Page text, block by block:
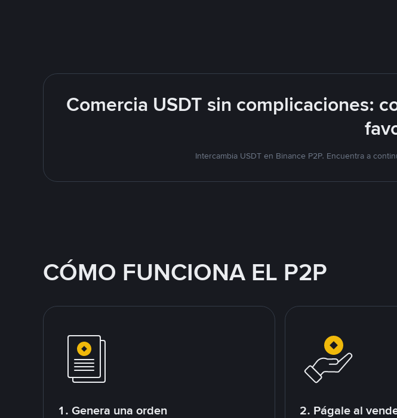
Comercia USDT sin complicaciones:
Intercambia USDT en Binance P2P. Encuentra a
CÓMO FUNCIONA EL P2P
1. Genera una orden 2. Págale al